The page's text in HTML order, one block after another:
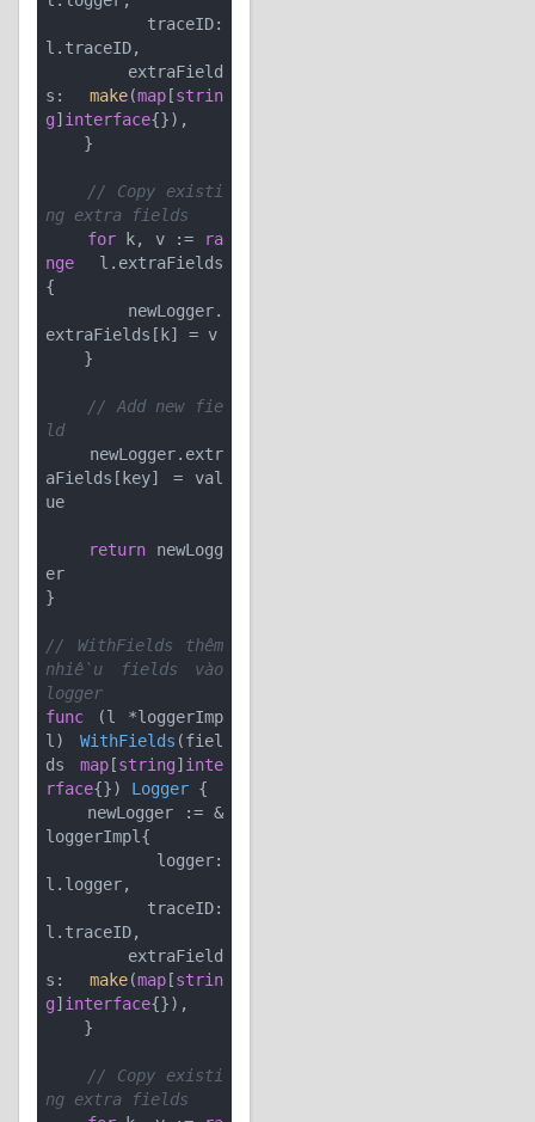
l.traceID,
s: make(map[strin
g] interface{}),
// Copy existi
ng extra fields
for k, v :=
ra
nge l.extraFields
{
extraFields[k] = v
// Add new fie
ld
aFields[key] = val
ue
return newLogg
er
}
// WithFields thêm
nhiều fields vào
logger
func
(l *loggerImp
l)
WithFields (fiel
ds map[string] inte
rface{}) Logger {
loggerImpl{
l.logger,
l.traceID,
s: make(map[strin
g] interface{}),
// Copy existi
ng extra fields